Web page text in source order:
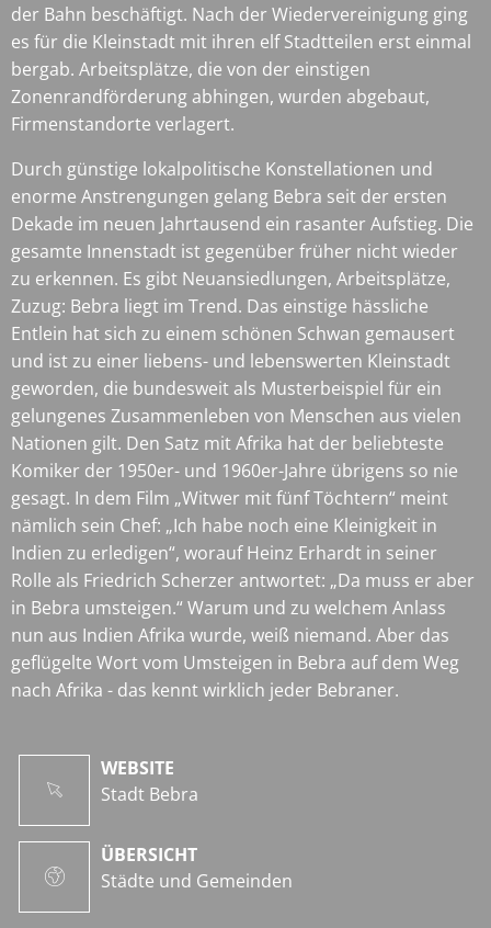
der Bahn beschäftigt. Nach der Wiedervereinigung ging
es für die Kleinstadt mit ihren elf Stadtteilen erst einmal
bergab. Arbeitsplätze, die von der einstigen
Zonenrandförderung abhingen, wurden abgebaut,
Firmenstandorte verlagert.
Durch günstige lokalpolitische Konstellationen und
enorme Anstrengungen gelang Bebra seit der ersten
Dekade im neuen Jahrtausend ein rasanter Aufstieg. Die
gesamte Innenstadt ist gegenüber früher nicht wieder
zu erkennen. Es gibt Neuansiedlungen, Arbeitsplätze,
Zuzug: Bebra liegt im Trend. Das einstige hässliche
Entlein hat sich zu einem schönen Schwan gemausert
und ist zu einer liebens- und lebenswerten Kleinstadt
geworden, die bundesweit als Musterbeispiel für ein
gelungenes Zusammenleben von Menschen aus vielen
Nationen gilt. Den Satz mit Afrika hat der beliebteste
Komiker der 1950er- und 1960er-Jahre übrigens so nie
gesagt. In dem Film „Witwer mit fünf Töchtern“ meint
nämlich sein Chef: „Ich habe noch eine Kleinigkeit in
Indien zu erledigen“, worauf Heinz Erhardt in seiner
Rolle als Friedrich Scherzer antwortet: „Da muss er aber
in Bebra umsteigen.“ Warum und zu welchem Anlass
nun aus Indien Afrika wurde, weiß niemand. Aber das
geflügelte Wort vom Umsteigen in Bebra auf dem Weg
nach Afrika - das kennt wirklich jeder Bebraner.
WEBSITE
Stadt Bebra
ÜBERSICHT
Städte und Gemeinden